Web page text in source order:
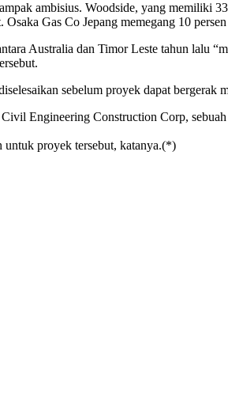
ambisius. Woodside, yang memiliki
Gas Co Jepang memegang 10 persen
Australia dan Timor Leste tahun lalu
sebelum proyek dapat bergerak
Engineering Construction Corp,
untuk proyek tersebut, katanya.(*)